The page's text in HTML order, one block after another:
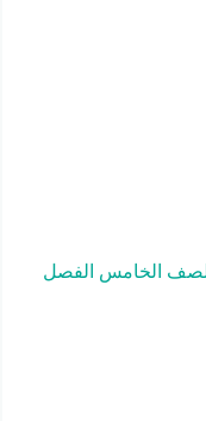
للصف الخامس الفصل